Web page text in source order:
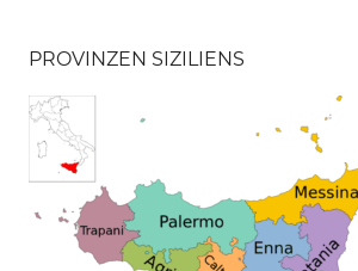
PROVINZEN SIZILIENS